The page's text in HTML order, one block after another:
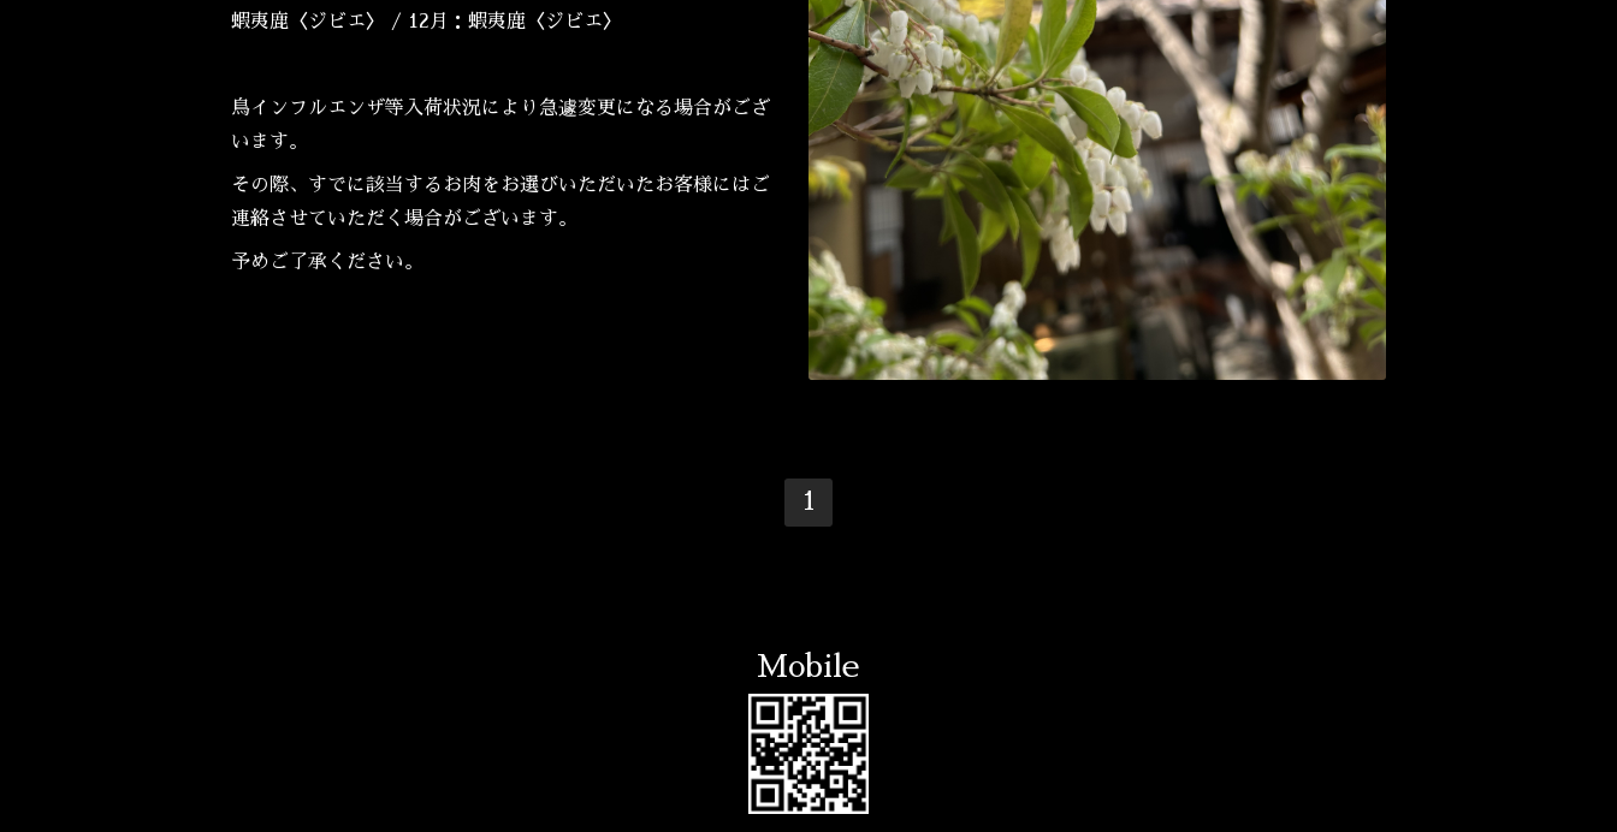
蝦夷鹿〈ジビエ〉 / 12月：蝦夷鹿〈ジビエ〉
鳥インフルエンザ等入荷状況により急遽変更になる場合がござ
います。
その際、すでに該当するお肉をお選びいただいたお客様にはご
連絡させていただく場合がございます。
予めご了承ください。
1
Mobile